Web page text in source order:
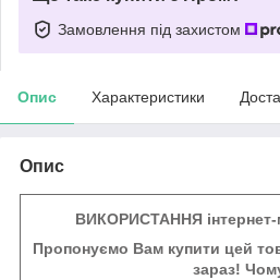
Замовлення під захистом
Опис Характеристики
Опис
ВИКОРИСТАННЯ інтернет-
Пропонуємо Вам купити цей
зараз!